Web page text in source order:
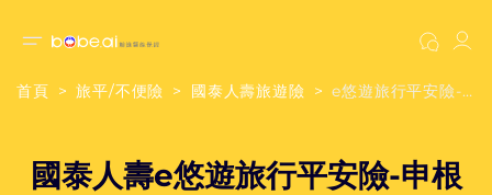
首頁 旅平/不便險 國泰人壽旅遊險 e悠遊旅行平安險-申根
國泰人壽e悠遊旅行平安險-申根